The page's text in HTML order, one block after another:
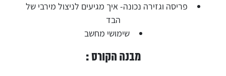
פריסה וגזירה נכונה- איך מגיעים לניצול מירבי של
הבד
שימושי מחשב
מבנה הקורס :